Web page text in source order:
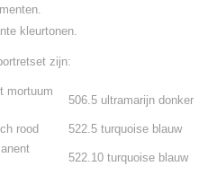
kleurtonen.
zijn:
mortuum
506.5 ultramarijn donker
rood 522.5 turquoise blauw
522.10 turquoise blauw